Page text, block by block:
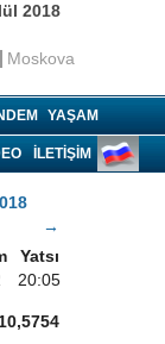
2018
Moskova
YAŞAM
İLETİŞİM
→
Yatsı
20:05